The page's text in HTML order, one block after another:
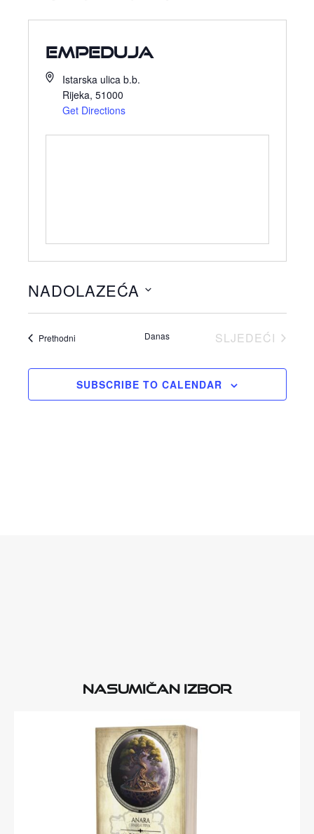
Empeduja
Istarska ulica b.b.
Rijeka, 51000
Get Directions
NADOLAZEĆA
PrethodniDogađaji Danas
SLJEDEĆI
SUBSCRIBE TO CALENDAR
Nasumičan izbor